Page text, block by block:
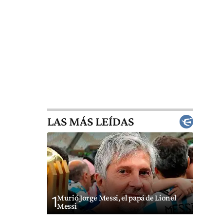
LAS MÁS LEÍDAS
1Murió Jorge Messi, el papá de Lionel
Messi